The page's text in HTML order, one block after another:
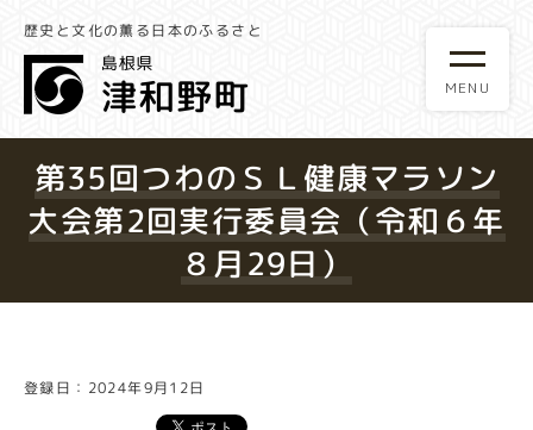
歴史と文化の薫る日本のふるさと
第35回つわのＳＬ健康マラソン
大会第2回実行委員会（令和６年
８月29日）
登録日：2024年9月12日